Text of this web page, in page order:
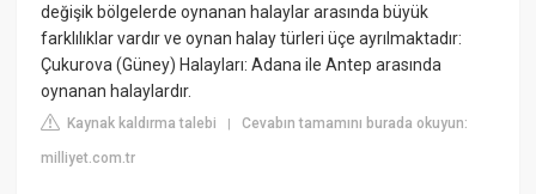
değişik bölgelerde oynanan halaylar arasında büyük
farklılıklar vardır ve oynan halay türleri üçe ayrılmaktadır:
Çukurova (Güney) Halayları: Adana ile Antep arasında
oynanan halaylardır.
Kaynak kaldırma talebi |Cevabın tamamını burada okuyun:
milliyet.com.tr